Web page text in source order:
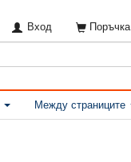
Поръчка
Вход
Между страниците